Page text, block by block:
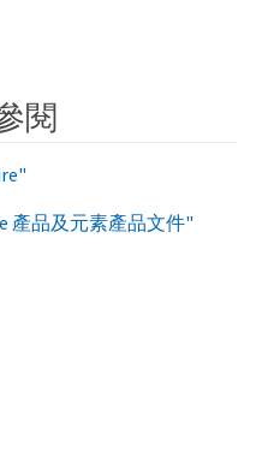
閱
產品及元素產品文件"